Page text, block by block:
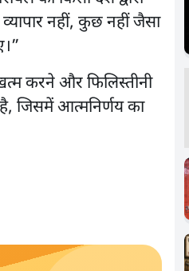
नहीं, कुछ नहीं जैसा
करने और फिलिस्तीनी
जिसमें आत्मनिर्णय का